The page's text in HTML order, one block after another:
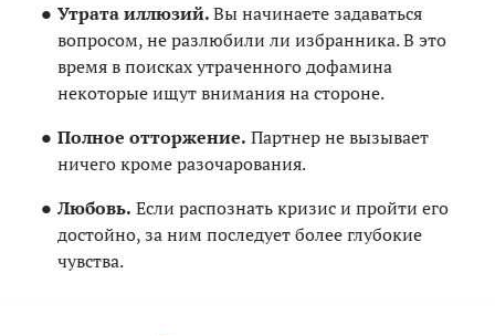
Утрата иллюзий.Вы начинаете задаваться
вопросом, не разлюбили ли избранника. В это
время в поисках утраченного дофамина
некоторые ищут внимания на стороне.
Полное отторжение. Партнер не вызывает
ничего кроме разочарования.
Любовь. Если распознать кризис и пройти его
достойно, за ним последует более глубокие
чувства.